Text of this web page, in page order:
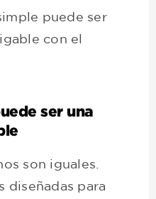
puede ser
con el
ser una
son iguales.
diseñadas para